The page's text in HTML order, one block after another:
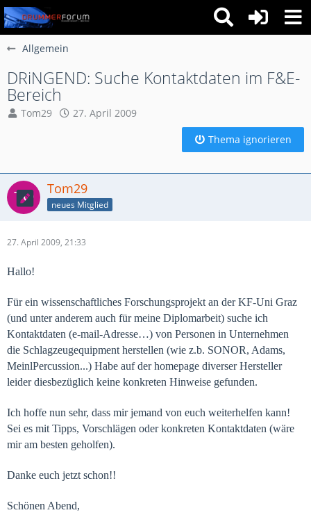
Allgemein
DRiNGEND: Suche Kontaktdaten im F&E-
Bereich
Tom29
27. April 2009
Thema ignorieren
Tom29
neues Mitglied
27. April 2009, 21:33
Hallo!
Für ein wissenschaftliches Forschungsprojekt an der KF-Uni Graz
(und unter anderem auch für meine Diplomarbeit) suche ich
Kontaktdaten (e-mail-Adresse…) von Personen in Unternehmen
die Schlagzeugequipment herstellen (wie z.b. SONOR, Adams,
MeinlPercussion...) Habe auf der homepage diverser Hersteller
leider diesbezüglich keine konkreten Hinweise gefunden.
Ich hoffe nun sehr, dass mir jemand von euch weiterhelfen kann!
Sei es mit Tipps, Vorschlägen oder konkreten Kontaktdaten (wäre
mir am besten geholfen).
Danke euch jetzt schon!!
Schönen Abend,